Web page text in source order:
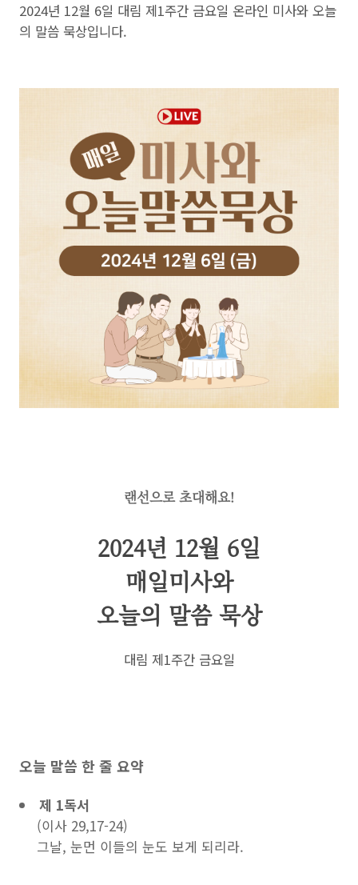
2024년 12월 6일 대림 제1주간 금요일 온라인 미사와 오늘
의 말씀 묵상입니다.
랜선으로 초대해요!
2024년 12월 6일
매일미사와
오늘의 말씀 묵상
대림 제1주간 금요일
오늘 말씀 한 줄 요약
제 1독서
(이사 29,17-24)
그날, 눈먼 이들의 눈도 보게 되리라.